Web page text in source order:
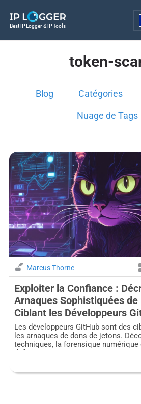
Best IP Logger & IP Tools
token-
Blog Catégories
Nuage de Tags
Marcus Thorne
Exploiter la Confiance :
Arnaques Sophistiquées
Ciblant les Développeurs
Les développeurs GitHub sont des
les arnaques de dons de jetons.
techniques, la forensique
défense.